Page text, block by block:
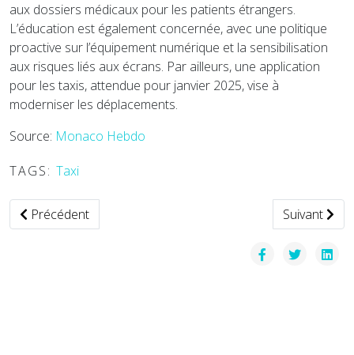
aux dossiers médicaux pour les patients étrangers.
L’éducation est également concernée, avec une politique
proactive sur l’équipement numérique et la sensibilisation
aux risques liés aux écrans. Par ailleurs, une application
pour les taxis, attendue pour janvier 2025, vise à
moderniser les déplacements.
Source: Monaco Hebdo
TAGS: Taxi
Article précédent : Bolt s'implante au Vietnam : un
Précédent Article
Suivant